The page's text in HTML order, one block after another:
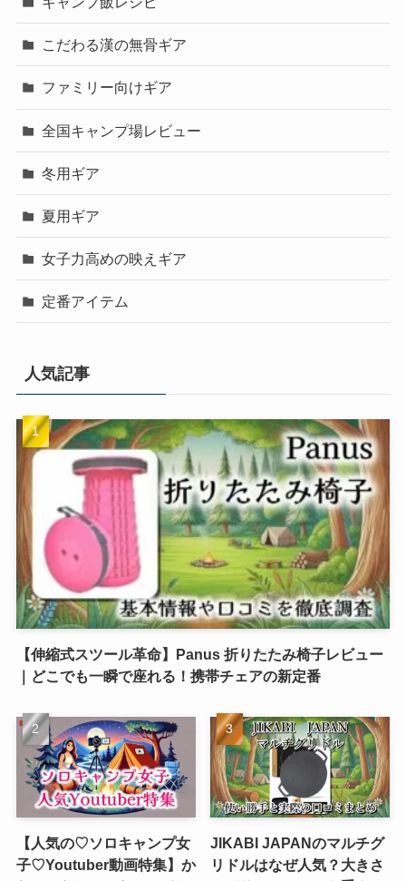
こだわる漢の無骨ギア
ファミリー向けギア
全国キャンプ場レビュー
冬用ギア
夏用ギア
女子力高めの映えギア
定番アイテム
人気記事
【伸縮式スツール革命】Panus 折りたたみ椅子レビュー
｜どこでも一瞬で座れる！携帯チェアの新定番
【人気の♡ソロキャンプ女
子♡Youtuber動画特集】か
JIKABI JAPANのマルチグ
リドルはなぜ人気？大きさ